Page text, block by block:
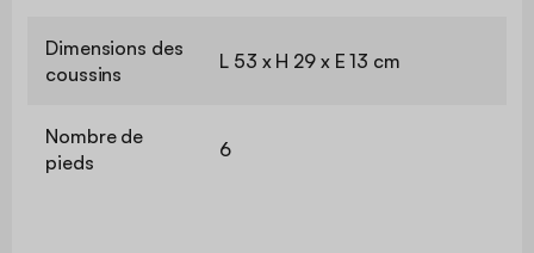
Dimensions des
coussins
L 53 x H 29 x E 13 cm
Nombre de
pieds
6